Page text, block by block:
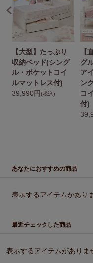
【大型】たっぷり
収納ベッド(シング
ル・ポケットコイ
ルマットレス付)
39,990円(税込)
【
グ
ア
ン
コ
付)
あなたにおすすめの商品
表示するアイテムがあり
最近チェックした商品
表示するアイテムがありま